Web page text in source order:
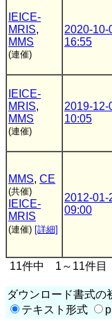
IEICE-
MRIS,
MMS
(連催)
2020-10-
16:55
IEICE-
MRIS,
MMS
(連催)
2019-12-
10:05
MMS, CE
(共催)
IEICE-
MRIS
(連催) [詳細]
2012-01-
09:00
11件中 1～11件目
ダウンロード書式の
テキスト形式